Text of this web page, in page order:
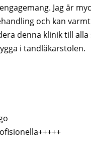
Jag är
och kan varmt
denna klinik till alla
i tandläkarstolen.